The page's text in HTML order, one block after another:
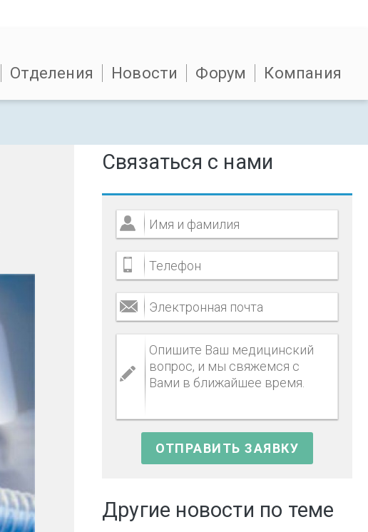
Отделения Новости Форум Компания
Связаться с нами
Другие новости по теме